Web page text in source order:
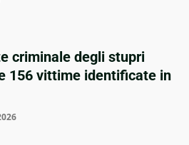
criminale degli stupri
156 vittime identificate in